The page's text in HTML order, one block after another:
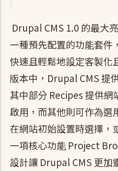
Drupal CMS 1.0 的最大
一種預先配置的功能套件
快速且輕鬆地設定客製化
版本中，Drupal CMS 提
其中部分 Recipes 提供
啟用，而其他則可作為選
在網站初始設置時選擇，
一項核心功能 Project
設計讓 Drupal CMS 更加